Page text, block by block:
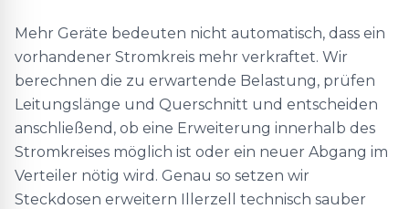
Mehr Geräte bedeuten nicht automatisch, dass ein
vorhandener Stromkreis mehr verkraftet. Wir
berechnen die zu erwartende Belastung, prüfen
Leitungslänge und Querschnitt und entscheiden
anschließend, ob eine Erweiterung innerhalb des
Stromkreises möglich ist oder ein neuer Abgang im
Verteiler nötig wird. Genau so setzen wir
Steckdosen erweitern Illerzell technisch sauber